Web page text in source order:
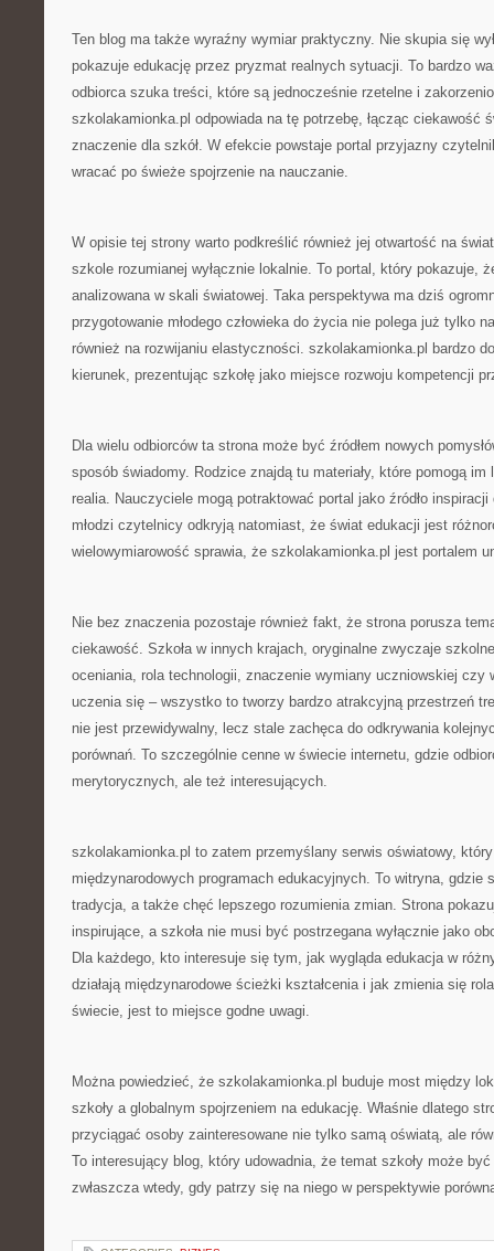
Ten blog ma także wyraźny wymiar praktyczny. Nie skupia się
pokazuje edukację przez pryzmat realnych sytuacji. To bardzo
odbiorca szuka treści, które są jednocześnie rzetelne i
szkolakamionka.pl odpowiada na tę potrzebę, łącząc ciekawość
znaczenie dla szkół. W efekcie powstaje portal przyjazny
wracać po świeże spojrzenie na nauczanie.
W opisie tej strony warto podkreślić również jej otwartość na
szkole rozumianej wyłącznie lokalnie. To portal, który pokazuje,
analizowana w skali światowej. Taka perspektywa ma dziś
przygotowanie młodego człowieka do życia nie polega już tylko
również na rozwijaniu elastyczności. szkolakamionka.pl bardzo
kierunek, prezentując szkołę jako miejsce rozwoju kompetencji
Dla wielu odbiorców ta strona może być źródłem nowych
sposób świadomy. Rodzice znajdą tu materiały, które pomogą
realia. Nauczyciele mogą potraktować portal jako źródło
młodzi czytelnicy odkryją natomiast, że świat edukacji jest
wielowymiarowość sprawia, że szkolakamionka.pl jest portalem
Nie bez znaczenia pozostaje również fakt, że strona porusza
ciekawość. Szkoła w innych krajach, oryginalne zwyczaje
oceniania, rola technologii, znaczenie wymiany uczniowskiej czy
uczenia się – wszystko to tworzy bardzo atrakcyjną przestrzeń
nie jest przewidywalny, lecz stale zachęca do odkrywania
porównań. To szczególnie cenne w świecie internetu, gdzie
merytorycznych, ale też interesujących.
szkolakamionka.pl to zatem przemyślany serwis oświatowy,
międzynarodowych programach edukacyjnych. To witryna, gdzie
tradycja, a także chęć lepszego rozumienia zmian. Strona
inspirujące, a szkoła nie musi być postrzegana wyłącznie jako
Dla każdego, kto interesuje się tym, jak wygląda edukacja w
działają międzynarodowe ścieżki kształcenia i jak zmienia się
świecie, jest to miejsce godne uwagi.
Można powiedzieć, że szkolakamionka.pl buduje most między
szkoły a globalnym spojrzeniem na edukację. Właśnie dlatego
przyciągać osoby zainteresowane nie tylko samą oświatą, ale
To interesujący blog, który udowadnia, że temat szkoły może
zwłaszcza wtedy, gdy patrzy się na niego w perspektywie